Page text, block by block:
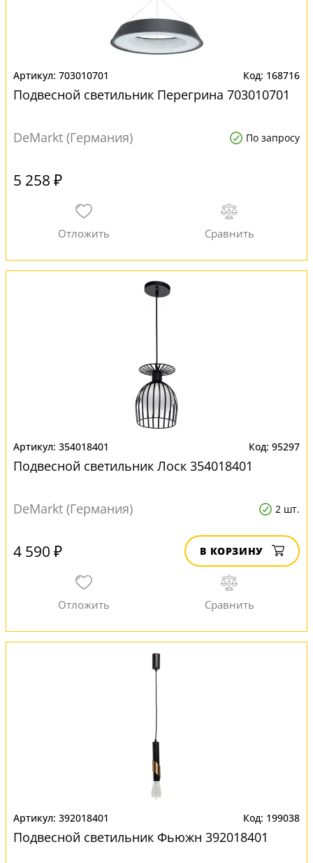
703010701 168716
Подвесной светильник Перегрина 703010701
DeMarkt (Германия) По запросу
5 258 ₽
354018401 95297
Подвесной светильник Лоск 354018401
DeMarkt (Германия) 2 шт.
4 590 ₽ В КОРЗИНУ
392018401 199038
Подвесной светильник Фьюжн 392018401